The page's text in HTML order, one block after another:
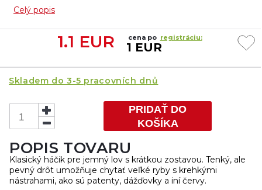
ale pevný drôt umožňuje chytať veľké ryby s krehkými
nástrahami, ako sú patenty, dážďovky a iní červy....
Celý popis
1.1 EUR cena po registráciu:
1 EUR
Skladem do 3-5 pracovních dnů
PRIDAŤ DO
KOŠÍKA
POPIS TOVARU
Klasický háčik pre jemný lov s krátkou zostavou. Tenký, ale
pevný drôt umožňuje chytať veľké ryby s krehkými
nástrahami, ako sú patenty, dážďovky a iní červy.